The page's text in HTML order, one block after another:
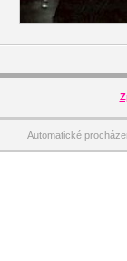
Automatické